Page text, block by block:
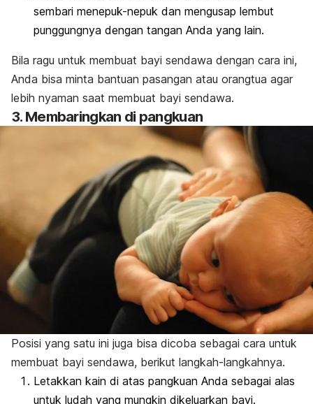
sembari menepuk-nepuk dan mengusap lembut
punggungnya dengan tangan Anda yang lain.
Bila ragu untuk membuat bayi sendawa dengan cara ini,
Anda bisa minta bantuan pasangan atau orangtua agar
lebih nyaman saat membuat bayi sendawa.
3. Membaringkan di pangkuan
Posisi yang satu ini juga bisa dicoba sebagai cara untuk
membuat bayi sendawa, berikut langkah-langkahnya.
Letakkan kain di atas pangkuan Anda sebagai alas
untuk ludah yang mungkin dikeluarkan bayi.